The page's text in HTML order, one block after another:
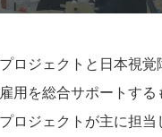
ロジェクトと日本視覚
用を総合サポートする
ジェクトが主に担当